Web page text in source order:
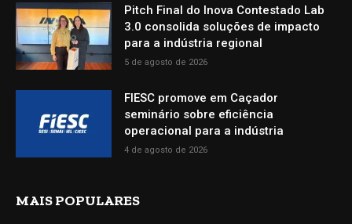
Pitch Final do Inova Contestado Lab
3.0 consolida soluções de impacto
para a indústria regional
5 de agosto de 2026
FIESC promove em Caçador
seminário sobre eficiência
operacional para a indústria
4 de agosto de 2026
MAIS POPULARES